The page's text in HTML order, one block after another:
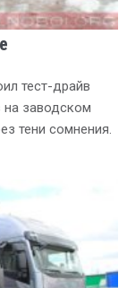
тест-драйв
на заводском
тени сомнения.